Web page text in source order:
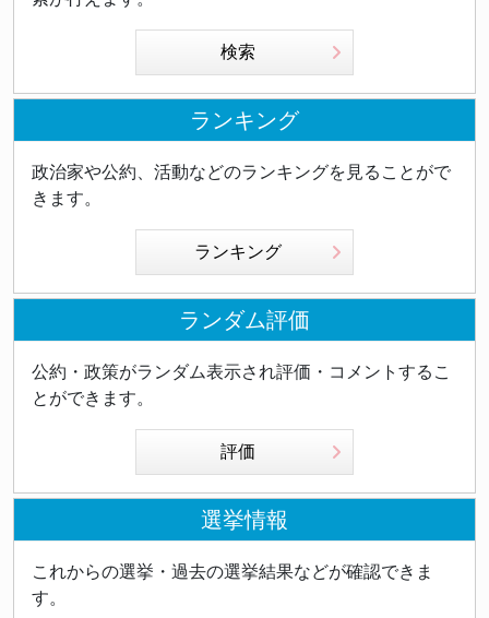
検索
ランキング
政治家や公約、活動などのランキングを見ることがで
きます。
ランキング
ランダム評価
公約・政策がランダム表示され評価・コメントするこ
とができます。
評価
選挙情報
これからの選挙・過去の選挙結果などが確認できま
す。